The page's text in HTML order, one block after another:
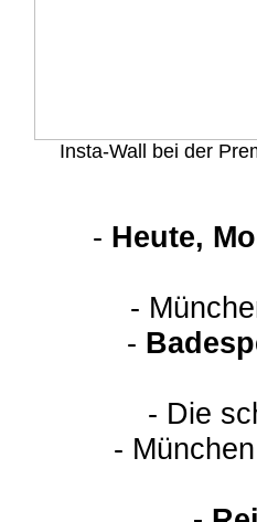
Insta-Wall bei der
- Heute,
-
-
- Die
-